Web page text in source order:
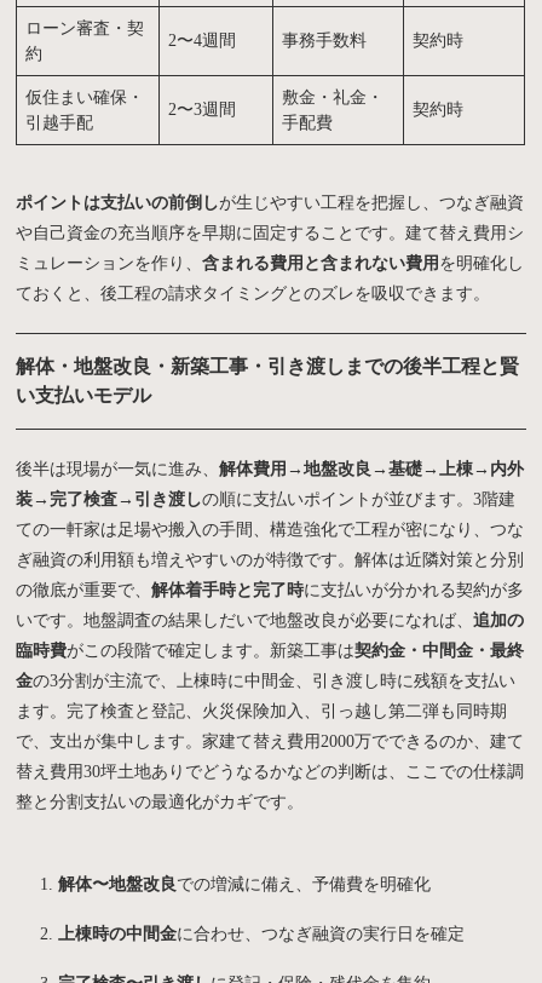
ローン審査・契
約
2〜4週間 事務手数料 契約時
仮住まい確保・
引越手配
2〜3週間
敷金・礼金・
手配費
契約時
ポイントは支払いの前倒しが生じやすい工程を把握し、つなぎ融資
や自己資金の充当順序を早期に固定することです。建て替え費用シ
ミュレーションを作り、含まれる費用と含まれない費用 を明確化し
ておくと、後工程の請求タイミングとのズレを吸収できます。
解体・地盤改良・新築工事・引き渡しまでの後半工程と賢
い支払いモデル
後半は現場が一気に進み、解体費用→地盤改良→基礎→上棟→内外
装→完了検査→引き渡しの順に支払いポイントが並びます。3階建
ての一軒家は足場や搬入の手間、構造強化で工程が密になり、つな
ぎ融資の利用額も増えやすいのが特徴です。解体は近隣対策と分別
の徹底が重要で、解体着手時と完了時に支払いが分かれる契約が多
いです。地盤調査の結果しだいで地盤改良が必要になれば、追加の
臨時費がこの段階で確定します。新築工事は契約金・中間金・最終
金の3分割が主流で、上棟時に中間金、引き渡し時に残額を支払い
ます。完了検査と登記、火災保険加入、引っ越し第二弾も同時期
で、支出が集中します。家建て替え費用2000万でできるのか、建て
替え費用30坪土地ありでどうなるかなどの判断は、ここでの仕様調
整と分割支払いの最適化がカギです。
解体〜地盤改良での増減に備え、予備費を明確化
上棟時の中間金に合わせ、つなぎ融資の実行日を確定